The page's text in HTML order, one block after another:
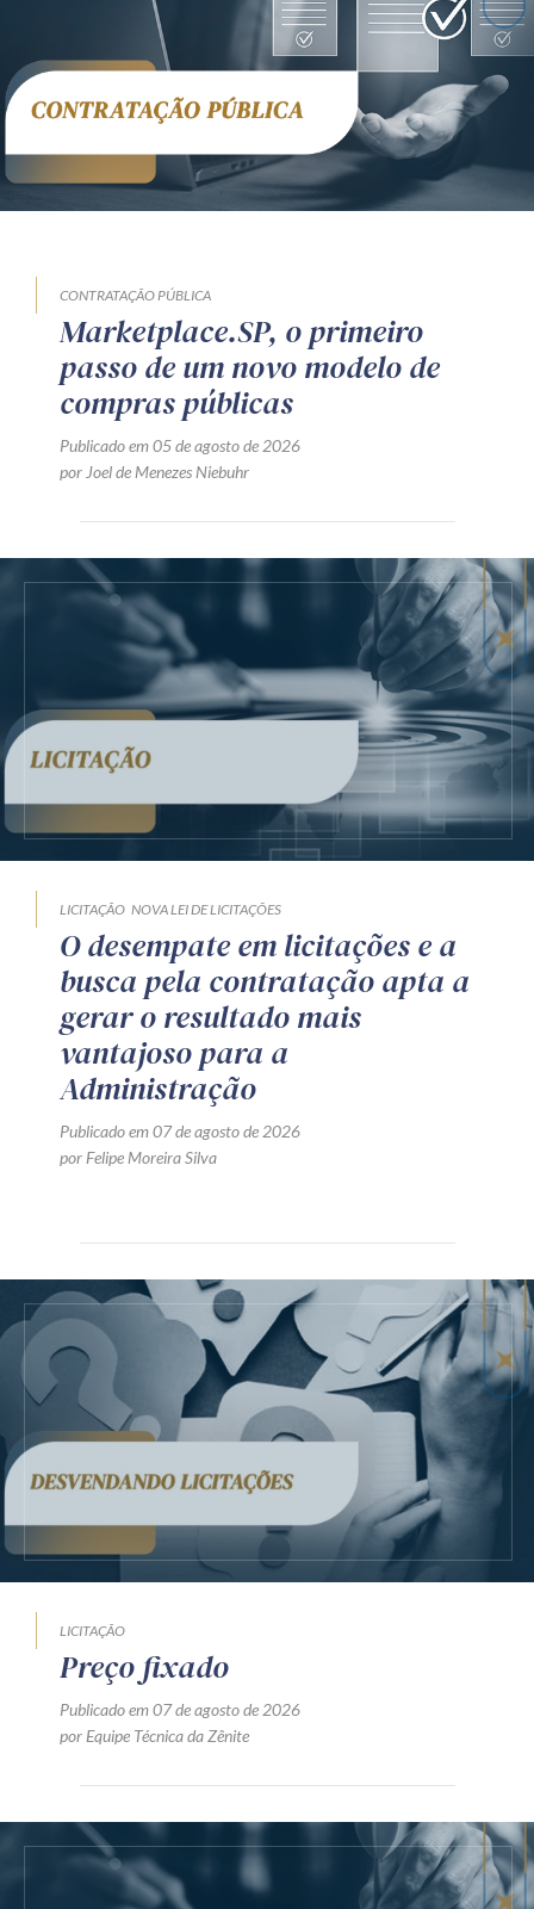
CONTRATAÇÃO PÚBLICA
Marketplace.SP, o primeiro
passo de um novo modelo de
compras públicas
Publicado em 05 de agosto de 2026
por Joel de Menezes Niebuhr
LICITAÇÃO NOVA LEI DE LICITAÇÕES
O desempate em licitações e a
busca pela contratação apta a
gerar o resultado mais
vantajoso para a
Administração
Publicado em 07 de agosto de 2026
por Felipe Moreira Silva
LICITAÇÃO
Preço fixado
Publicado em 07 de agosto de 2026
por Equipe Técnica da Zênite